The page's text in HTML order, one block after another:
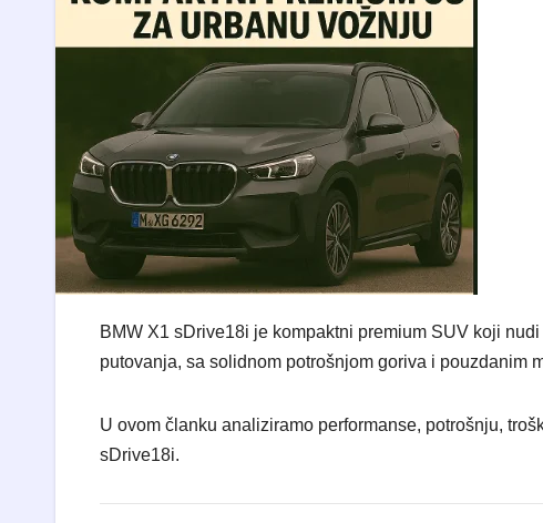
BMW X1 sDrive18i je kompaktni premium SUV koji nudi
putovanja, sa solidnom potrošnjom goriva i pouzdanim
U ovom članku analiziramo performanse, potrošnju,
sDrive18i.